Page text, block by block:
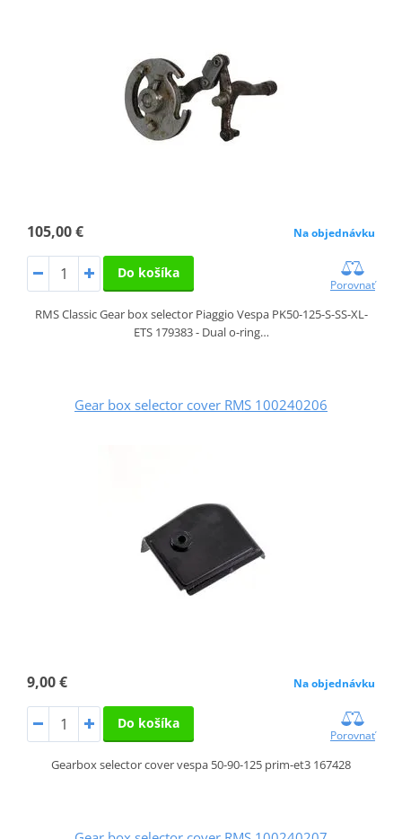
105,00 € Na objednávku
Do košíka
Porovnať
RMS Classic Gear box selector Piaggio Vespa PK50-125-S-SS-XL-
ETS 179383 - Dual o-ring…
Gear box selector cover RMS 100240206
9,00 € Na objednávku
Do košíka
Porovnať
Gearbox selector cover vespa 50-90-125 prim-et3 167428